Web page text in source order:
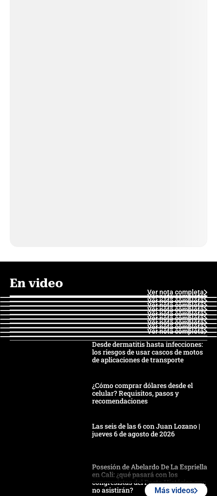
En video
Ver nota completa
Ver nota completa
Ver nota completa
Ver nota completa
Ver nota completa
Ver nota completa
Ver nota completa
Ver nota completa
Ver nota completa
Ver nota completa
Desde dermatitis hasta infecciones:
los riesgos de usar cascos de motos
de aplicaciones de transporte
¿Cómo comprar dólares desde el
celular? Requisitos, pasos y
recomendaciones
Las seis de las 6 con Juan Lozano |
jueves 6 de agosto de 2026
Posesión de Abelardo De La Espriella
en Cali: ¿qué pasará con los
congresistas del Pacto Histórico que
no asistirán?
Más videos